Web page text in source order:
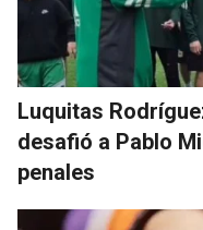
Luquitas
desafió a Pablo
penales